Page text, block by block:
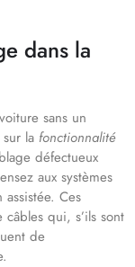
dans la
sans un
la fonctionnalité
défectueux
aux systèmes
Ces
câbles qui, s’ils sont
de